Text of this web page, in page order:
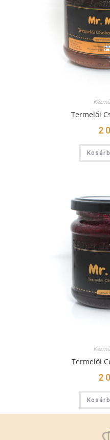
Termelői
2
Termelői
2